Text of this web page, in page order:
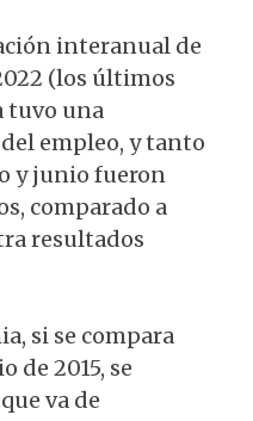
interanual de
(los últimos
tuvo una
empleo, y tanto
y junio fueron
comparado a
resultados
si se compara
de 2015, se
va de